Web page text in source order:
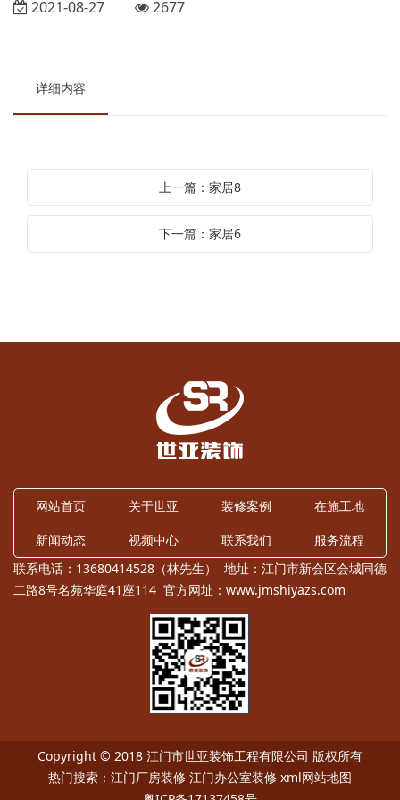
2021-08-27 2677
详细内容
上一篇：家居8
下一篇：家居6
网站首页 关于世亚 装修案例
在施工地
新闻动态
视频中心 联系我们
服务流程
联系电话：13680414528（林先生） 地址：江门市新会区会城同德
二路8号名苑华庭41座114 官方网址： www.jmshiyazs.com
Copyright © 2018 江门市世亚装饰工程有限公司 版权所有
热门搜索： 江门厂房装修 江门办公室装修 xml网站地图